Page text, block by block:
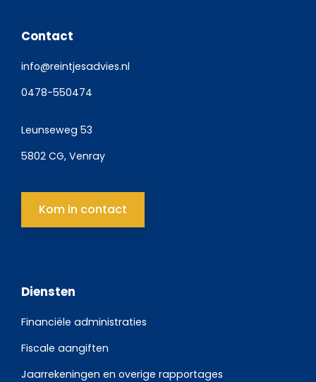
Contact
info@reintjesadvies.nl
0478-550474
Leunseweg 53
5802 CG, Venray
Kom in contact
Diensten
Financiële administraties
Fiscale aangiften
Jaarrekeningen en overige rapportages